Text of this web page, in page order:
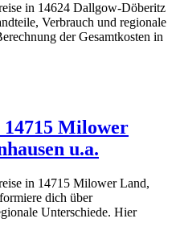
in 14624 Dallgow-Döberitz
Verbrauch und regionale
der Gesamtkosten in
Milower
u.a.
in 14715 Milower Land,
dich über
Unterschiede. Hier